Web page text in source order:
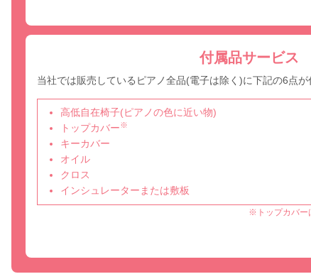
付属品サービス
当社では販売しているピアノ全品(電子は除く)に下記の6点が
高低自在椅子(ピアノの色に近い物)
トップカバー※
キーカバー
オイル
クロス
インシュレーターまたは敷板
※トップカバー